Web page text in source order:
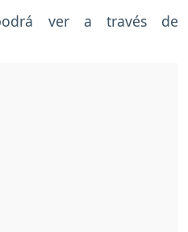
ver a través de